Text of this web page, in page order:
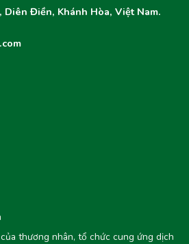
Diên Điền, Khánh Hòa, Việt Nam.
thương nhân, tổ chức cung ứng dịch